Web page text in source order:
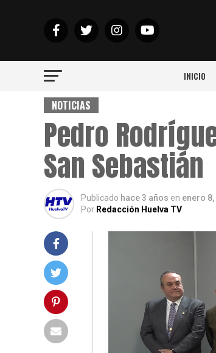
INICIO
NOTICIAS
Pedro
San Sebastián
Publicado hace 3 años en enero 8,
Por Redacción Huelva TV